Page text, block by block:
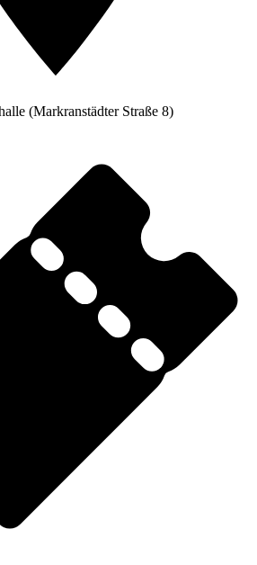
(Markranstädter Straße 8)